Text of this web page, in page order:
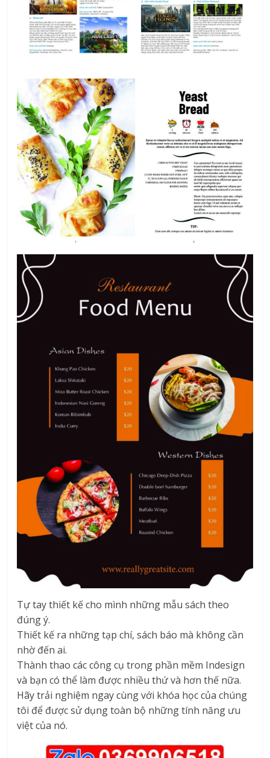
Tự tay thiết kế cho mình những mẫu sách theo
đúng ý.
Thiết kế ra những tạp chí, sách báo mà không cần
nhờ đến ai.
Thành thao các công cụ trong phần mềm Indesign
và bạn có thể làm được nhiều thứ và hơn thế nữa.
Hãy trải nghiệm ngay cùng với khóa học của chúng
tôi để được sử dụng toàn bộ những tính năng ưu
việt của nó.